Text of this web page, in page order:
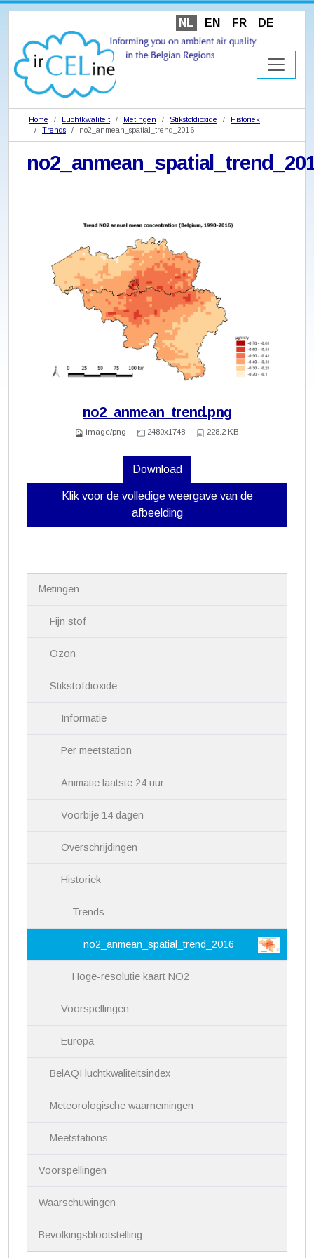
NL EN FR DE
Home Luchtkwaliteit Metingen Stikstofdioxide
Historiek
Trends
no2_anmean_spatial_trend_2016
no2_anmean_trend.png
image/png 2480x1748 228.2 KB
Download
Klik voor de volledige weergave van de
afbeelding
Metingen
Fijn stof
Ozon
Stikstofdioxide
Informatie
Per meetstation
Animatie laatste 24 uur
Voorbije 14 dagen
Overschrijdingen
Historiek
Trends
no2_anmean_spatial_trend_2016
Hoge-resolutie kaart NO2
Voorspellingen
Europa
BelAQI luchtkwaliteitsindex
Meteorologische waarnemingen
Meetstations
Voorspellingen
Waarschuwingen
Bevolkingsblootstelling